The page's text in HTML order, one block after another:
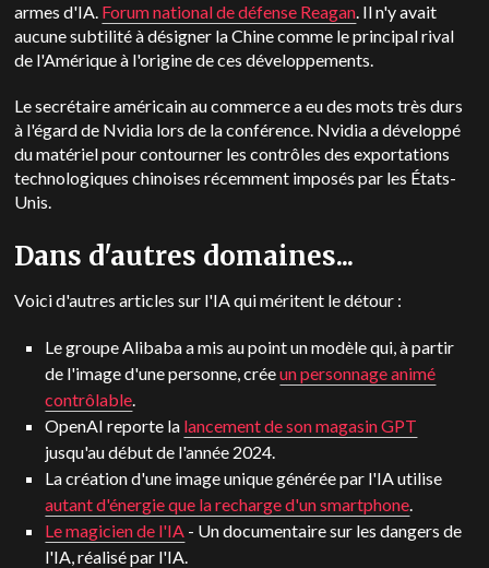
armes d'IA. Forum national de défense Reagan. Il n'y avait
aucune subtilité à désigner la Chine comme le principal rival
de l'Amérique à l'origine de ces développements.
Le secrétaire américain au commerce a eu des mots très durs
à l'égard de Nvidia lors de la conférence. Nvidia a développé
du matériel pour contourner les contrôles des exportations
technologiques chinoises récemment imposés par les États-
Unis.
Dans d'autres domaines...
Voici d'autres articles sur l'IA qui méritent le détour :
Le groupe Alibaba a mis au point un modèle qui, à partir
de l'image d'une personne, créeun personnage animé
contrôlable.
OpenAI reporte la lancement de son magasin GPT
jusqu'au début de l'année 2024.
La création d'une image unique générée par l'IA utilise
autant d'énergie que la recharge d'un smartphone.
Le magicien de l'IA - Un documentaire sur les dangers de
l'IA, réalisé par l'IA.